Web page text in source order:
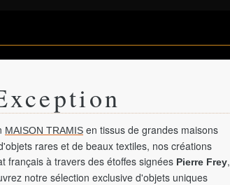
MAISON TRAMIS en tissus de grandes maisons
rares et de beaux textiles, nos créations
français à travers des étoffes signées Pierre Frey,
notre sélection exclusive d'objets uniques